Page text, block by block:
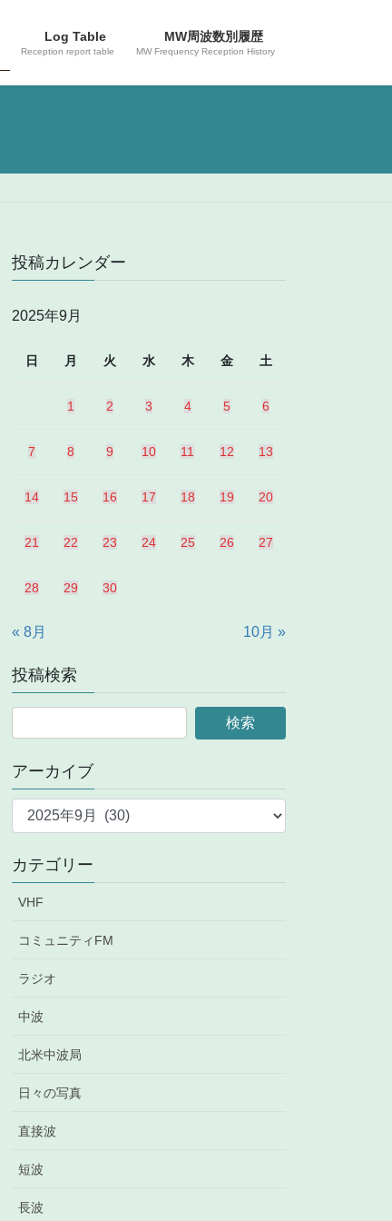
Log Table
Reception report table
MW周波数別履歴
MW Frequency Reception History
投稿カレンダー
2025年9月
日 月 火 水 木 金 土
1 2 3 4 5 6
7 8 9 10 11 12 13
14 15 16 17 18 19 20
21 22 23 24 25 26 27
28 29 30
« 8月 10月 »
投稿検索
アーカイブ
ア
イ
ブ
カテゴリー
VHF
コミュニティFM
ラジオ
中波
北米中波局
日々の写真
直接波
短波
長波